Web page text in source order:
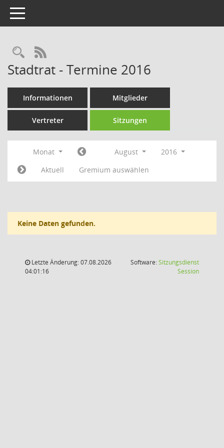
Toggle navigation
Rechercheauswahl
RSS-Feed
Stadtrat - Termine 2016
Informationen Mitglieder
Vertreter Sitzungen
Monat August
2016
Aktuell
Gremium auswählen
Keine Daten gefunden.
Letzte Änderung: 07.08.2026
04:01:16
Software:Sitzungsdienst
Session(Wird in